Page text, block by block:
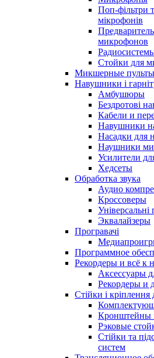
Поп-фільтри
мікрофонів
микрофонов
Стойки для
Микшерные пульты
Навушники і
Амбушюры
Бездротові
Кабели и
Навушники
Насадки для
Наушники
Усилители
Хедсеты
Обработка звука
Аудио
Кроссоверы
Універсальні
Эквалайзеры
Програвачі
Программное
Рекордеры и всё к
Аксессуары
Рекордеры и
Стійки і
Кронштейны
Рэковые
Стійки та
систем